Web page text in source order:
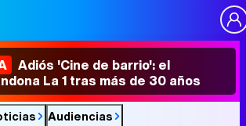
Adiós 'Cine de barrio': el
La 1 tras más de 30 años
Audiencias